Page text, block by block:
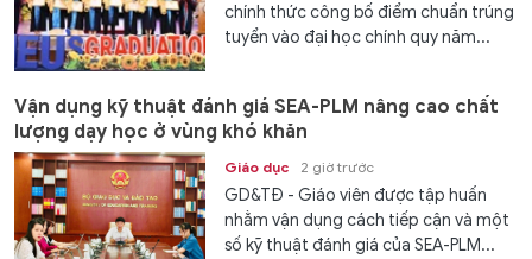
chính thức công bố điểm chuẩn trúng
tuyển vào đại học chính quy năm...
Vận dụng kỹ thuật đánh giá SEA-PLM nâng cao chất
lượng dạy học ở vùng khó khăn
Giáo dục 2 giờ trước
GD&TĐ - Giáo viên được tập huấn
nhằm vận dụng cách tiếp cận và một
số kỹ thuật đánh giá của SEA-PLM...